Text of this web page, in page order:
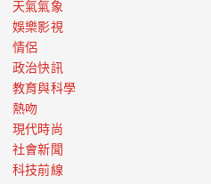
天氣氣象
娛樂影視
情侶
政治快訊
教育與科學
熱吻
現代時尚
社會新聞
科技前線